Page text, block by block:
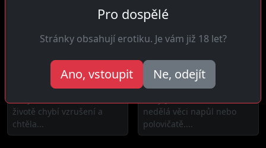
Lucie, 32 let
21 km daleko
životě chybí vzrušení a
chtěla...
Karolína, 31 let
7 km daleko
nedělá věci napůl nebo
polovičatě....
Pro dospělé
Stránky obsahují erotiku. Je vám již 18 let?
Ano, vstoupit Ne, odejít